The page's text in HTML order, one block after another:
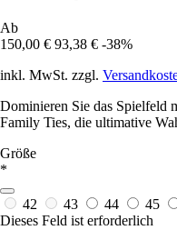
Ab
150,00 € 93,38 € -38%
inkl. MwSt. zzgl.
Dominieren Sie das Spielfeld
Family Ties, die ultimative
Größe
*
42 43 44 45
Dieses Feld ist erforderlich